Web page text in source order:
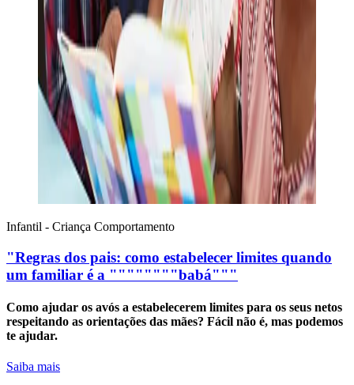
Infantil - Criança Comportamento
"Regras dos pais: como estabelecer limites quando
um familiar é a """"""""babá"""
Como ajudar os avós a estabelecerem limites para os seus netos
respeitando as orientações das mães? Fácil não é, mas podemos
te ajudar.
Saiba mais